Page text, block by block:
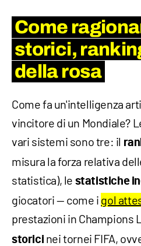
Come
storici,
della rosa
Come fa un'intelligenza
vincitore di un Mondiale?
vari sistemi sono tre: il
misura la forza relativa
statistica), le statistiche
giocatori — come i gol
prestazioni in Champions
storici nei tornei FIFA,